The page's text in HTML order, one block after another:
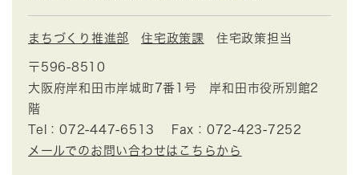
まちづくり推進部 住宅政策課 住宅政策担当
〒596-8510
大阪府岸和田市岸城町7番1号 岸和田市役所別館2
階
Tel：072-447-6513
Fax：072-423-7252
メールでのお問い合わせはこちらから